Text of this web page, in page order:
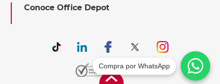
Conoce Office Depot
Compra por WhatsApp